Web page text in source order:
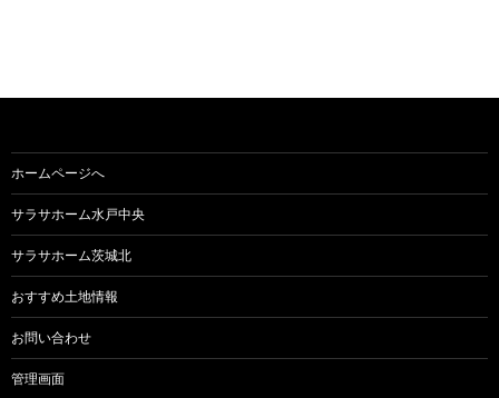
ホームページへ
サラサホーム水戸中央
サラサホーム茨城北
おすすめ土地情報
お問い合わせ
管理画面